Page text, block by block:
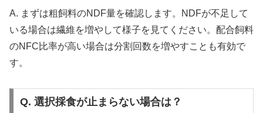
A. まずは粗飼料のNDF量を確認します。NDFが不足して
いる場合は繊維を増やして様子を見てください。配合飼料
のNFC比率が高い場合は分割回数を増やすことも有効で
す。
Q. 選択採食が止まらない場合は？